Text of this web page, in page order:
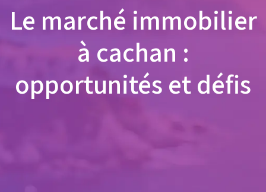
Le marché immobilier
à cachan :
opportunités et défis